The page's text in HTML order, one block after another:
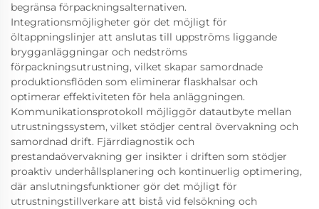
begränsa förpackningsalternativen.
Integrationsmöjligheter gör det möjligt för
öltappningslinjer att anslutas till uppströms liggande
brygganläggningar och nedströms
förpackningsutrustning, vilket skapar samordnade
produktionsflöden som eliminerar flaskhalsar och
optimerar effektiviteten för hela anläggningen.
Kommunikationsprotokoll möjliggör datautbyte mellan
utrustningssystem, vilket stödjer central övervakning och
samordnad drift. Fjärrdiagnostik och
prestandaövervakning ger insikter i driften som stödjer
proaktiv underhållsplanering och kontinuerlig optimering,
där anslutningsfunktioner gör det möjligt för
utrustningstillverkare att bistå vid felsökning och